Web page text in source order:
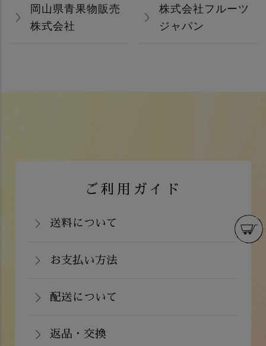
岡山県青果物販売
株式会社
株式会社フルーツ
ジャパン
ご利用ガイド
送料について
関西・中国（岡山県除く）・四国・九
関東・信越・北陸・中部：990円(税込)
北海道：1,430円(税込)
お支払い方法
数料弊社負担）・銀行振込（前払い）・
イン決済）・ドコモケータイ払い・auか
配送について
注文から２～５営業日で発送いたしま
返品・交換